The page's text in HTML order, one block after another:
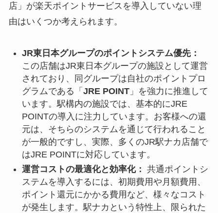
店」が楽天ポイントサービスを導入していない理
由はいくつか考えられます。
JR東日本グループのポイントシステム優先：
この店舗はJR東日本グループの施設として運営
されており、同グループは自社のポイントプロ
グラムである「 JRE POINT」を強力に推進して
います。駅構内の施設では、基本的にJRE
POINTの導入に注力しています。お客様への還
元は、そちらのシステムを通じて行われること
が一般的ですし、実際、多くのJR駅ナカ店舗で
はJRE POINTに対応しています。
運営コストの最適化と効率化： 共通ポイントシ
ステムを導入するには、初期費用や月額費用、
ポイント還元にかかる費用など、様々なコスト
が発生します。駅ナカという特性上、限られた